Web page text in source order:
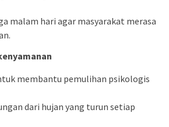
malam hari agar masyarakat merasa
membantu pemulihan psikologis
dari hujan yang turun setiap